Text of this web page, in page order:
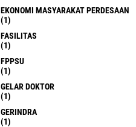
EKONOMI MASYARAKAT PERDESAAN
(1)
FASILITAS
(1)
FPPSU
(1)
GELAR DOKTOR
(1)
GERINDRA
(1)